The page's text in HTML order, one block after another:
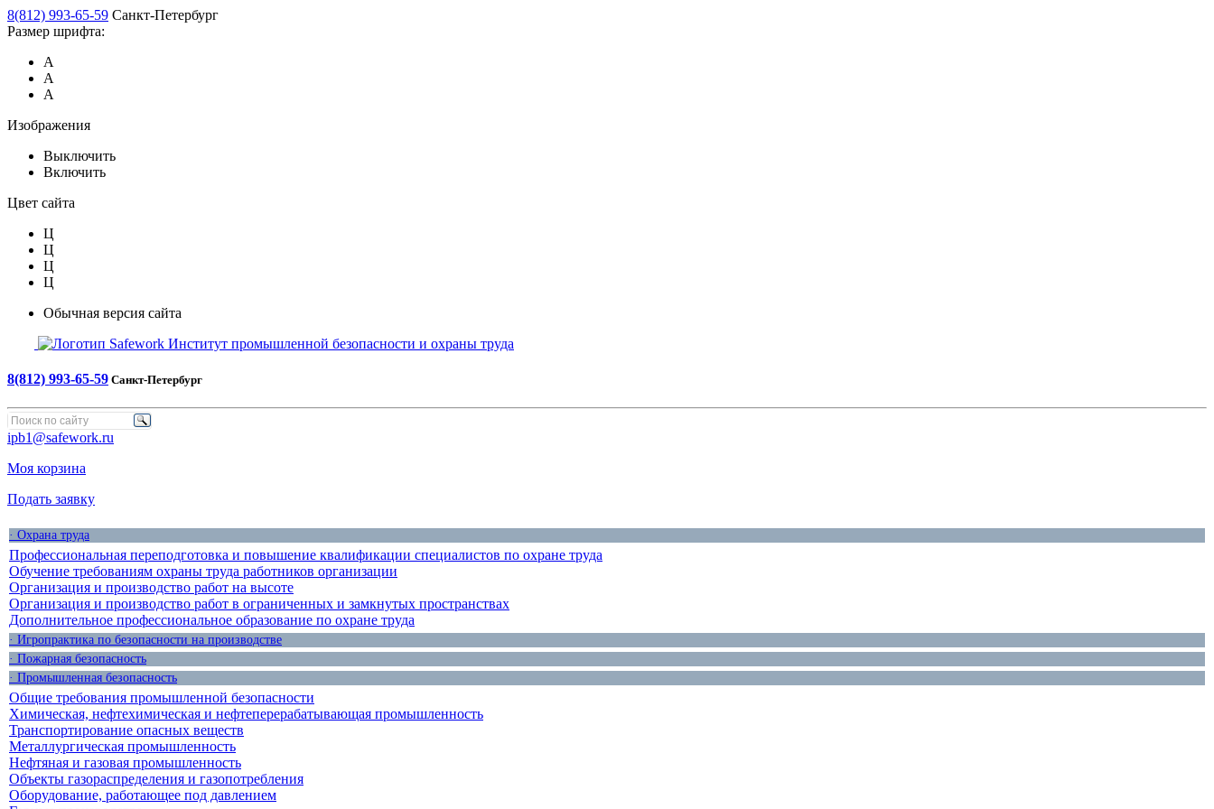
8(812) 993-65-59 Санкт-Петербург
Размер шрифта:
А
А
А
Изображения
Выключить
Включить
Цвет сайта
Ц
Ц
Ц
Ц
Обычная версия сайта
Safework Институт промышленной безопасности и охраны труда
8(812) 993-65-59 Санкт-Петербург
ipb1@safework.ru
Моя корзина
Подать заявку
· Охрана труда
Профессиональная переподготовка и повышение квалификации специалистов по охране труда
Обучение требованиям охраны труда работников организации
Организация и производство работ на высоте
Организация и производство работ в ограниченных и замкнутых пространствах
Дополнительное профессиональное образование по охране труда
· Игропрактика по безопасности на производстве
· Пожарная безопасность
· Промышленная безопасность
Общие требования промышленной безопасности
Химическая, нефтехимическая и нефтеперерабатывающая промышленность
Транспортирование опасных веществ
Металлургическая промышленность
Нефтяная и газовая промышленность
Объекты газораспределения и газопотребления
Оборудование, работающее под давлением